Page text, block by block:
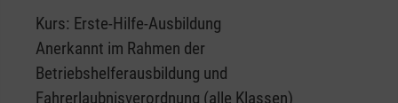
Kurs: Erste-Hilfe-Ausbildung
Anerkannt im Rahmen der
Betriebshelferausbildung und
Fahrerlaubnisverordnung (alle Klassen)